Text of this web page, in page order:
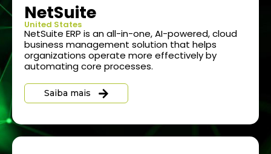
NetSuite
United States
NetSuite ERP is an all-in-one, AI-powered, cloud
business management solution that helps
organizations operate more effectively by
automating core processes.
Saiba mais